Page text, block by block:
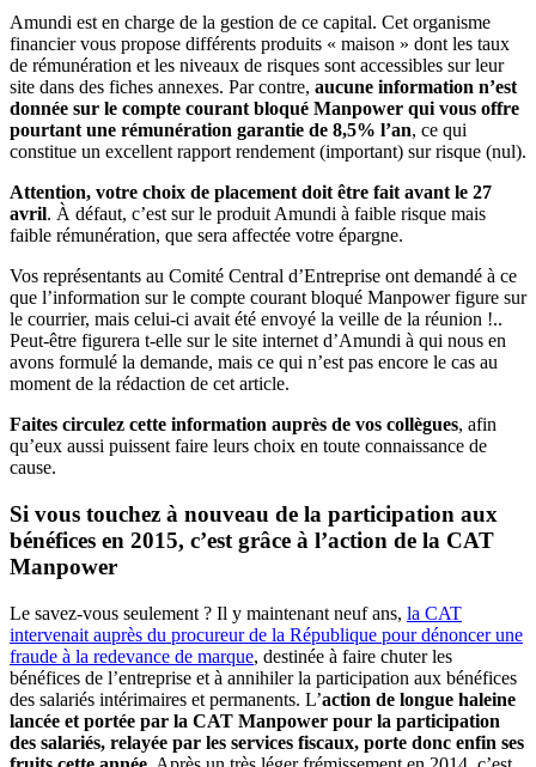
Amundi est en charge de la gestion de ce capital. Cet organisme
financier vous propose différents produits « maison » dont les taux
de rémunération et les niveaux de risques sont accessibles sur leur
site dans des fiches annexes. Par contre, aucune information n’est
donnée sur le compte courant bloqué Manpower qui vous offre
pourtant une rémunération garantie de 8,5% l’an, ce qui
constitue un excellent rapport rendement (important) sur risque (nul).
Attention, votre choix de placement doit être fait avant le 27
avril. À défaut, c’est sur le produit Amundi à faible risque mais
faible rémunération, que sera affectée votre épargne.
Vos représentants au Comité Central d’Entreprise ont demandé à ce
que l’information sur le compte courant bloqué Manpower figure sur
le courrier, mais celui-ci avait été envoyé la veille de la réunion !..
Peut-être figurera t-elle sur le site internet d’Amundi à qui nous en
avons formulé la demande, mais ce qui n’est pas encore le cas au
moment de la rédaction de cet article.
Faites circulez cette information auprès de vos collègues, afin
qu’eux aussi puissent faire leurs choix en toute connaissance de
cause.
Si vous touchez à nouveau de la participation aux
bénéfices en 2015, c’est grâce à l’action de la CAT
Manpower
Le savez-vous seulement ? Il y maintenant neuf ans, la CAT
intervenait auprès du procureur de la République pour dénoncer une
fraude à la redevance de marque, destinée à faire chuter les
bénéfices de l’entreprise et à annihiler la participation aux bénéfices
des salariés intérimaires et permanents. L’action de longue haleine
lancée et portée par la CAT Manpower pour la participation
des salariés, relayée par les services fiscaux, porte donc enfin ses